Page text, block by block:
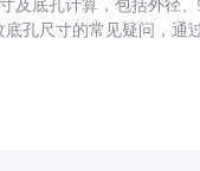
及底孔计算，包括外径
底孔尺寸的常见疑问，